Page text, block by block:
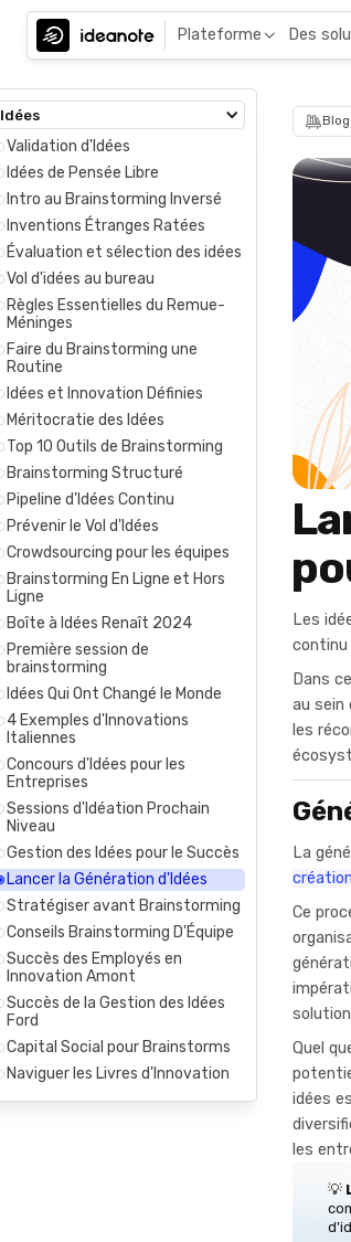
Plateforme Des
Idées
Validation d'Idées
Idées de Pensée Libre
Intro au Brainstorming Inversé
Inventions Étranges Ratées
Évaluation et sélection des idées
Vol d'idées au bureau
Règles Essentielles du Remue-
Méninges
Faire du Brainstorming une
Routine
Idées et Innovation Définies
Méritocratie des Idées
Top 10 Outils de Brainstorming
Brainstorming Structuré
Pipeline d'Idées Continu
Prévenir le Vol d'Idées
Crowdsourcing pour les équipes
Brainstorming En Ligne et Hors
Ligne
Boîte à Idées Renaît 2024
Première session de
brainstorming
Idées Qui Ont Changé le Monde
4 Exemples d'Innovations
Italiennes
Concours d'Idées pour les
Entreprises
Sessions d'Idéation Prochain
Niveau
Gestion des Idées pour le Succès
Lancer la Génération d'Idées
Stratégiser avant Brainstorming
Conseils Brainstorming D'Équipe
Succès des Employés en
Innovation Amont
Succès de la Gestion des Idées
Ford
Capital Social pour Brainstorms
Naviguer les Livres d'Innovation
Blog
Les
continu
Dans
au sein
les
La
Ce
Quel
idées
les
💡